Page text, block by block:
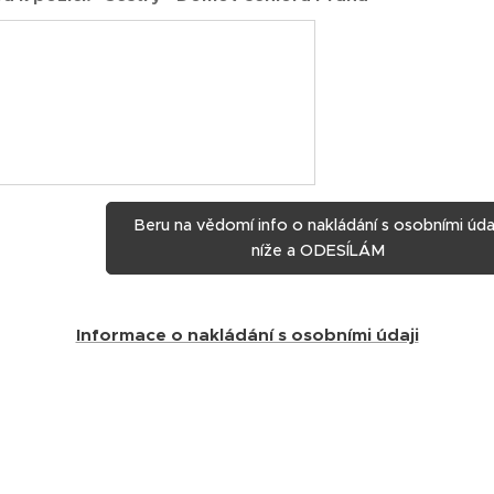
Beru na vědomí info o nakládání s osobními
níže a ODESÍLÁM
Informace o nakládání s osobními údaji